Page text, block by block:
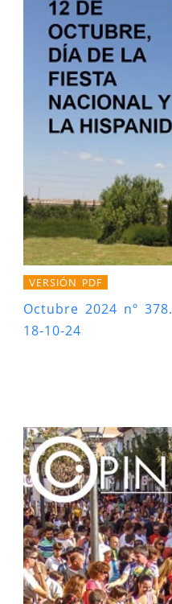
VERSIÓN PDF
Octubre 2024 nº 378.
18-10-24